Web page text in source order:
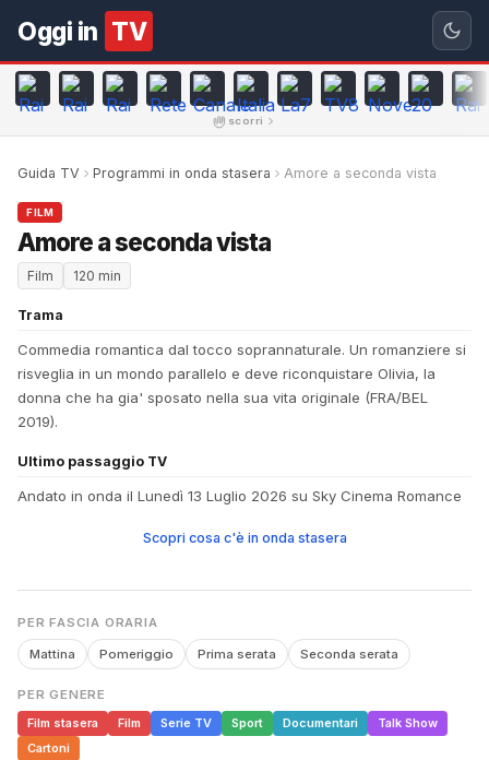
Oggi in TV
scorri
Guida TV Programmi in onda stasera Amore a seconda vista
FILM
Amore a seconda vista
Film 120 min
Trama
Commedia romantica dal tocco soprannaturale. Un romanziere si
risveglia in un mondo parallelo e deve riconquistare Olivia, la
donna che ha gia' sposato nella sua vita originale (FRA/BEL
2019).
Ultimo passaggio TV
Andato in onda il Lunedì 13 Luglio 2026 su Sky Cinema Romance
Scopri cosa c'è in onda stasera
PER FASCIA ORARIA
Mattina Pomeriggio Prima serata Seconda serata
PER GENERE
Film stasera
Film Serie TV Sport Documentari
Talk Show
Cartoni